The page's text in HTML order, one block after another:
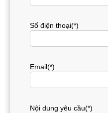
Số điện thoại(*)
Email(*)
Nội dung yêu cầu(*)